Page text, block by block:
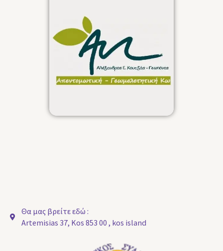
Θα μας βρείτε εδώ :
Artemisias 37, Kos 853 00 , kos island